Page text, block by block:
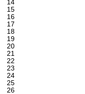
14
15
16
17
18
19
20
21
22
23
24
25
26